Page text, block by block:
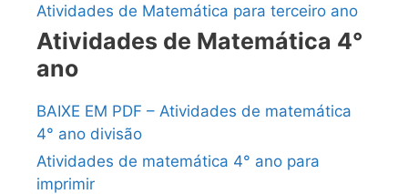
Atividades de Matemática para terceiro ano
Atividades de Matemática 4°
ano
BAIXE EM PDF – Atividades de matemática
4° ano divisão
Atividades de matemática 4° ano para
imprimir